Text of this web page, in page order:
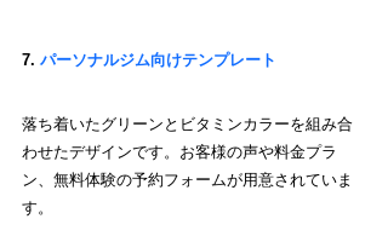
7. パーソナルジム向けテンプレート
落ち着いたグリーンとビタミンカラーを組み合
わせたデザインです。お客様の声や料金プラ
ン、無料体験の予約フォームが用意されていま
す。